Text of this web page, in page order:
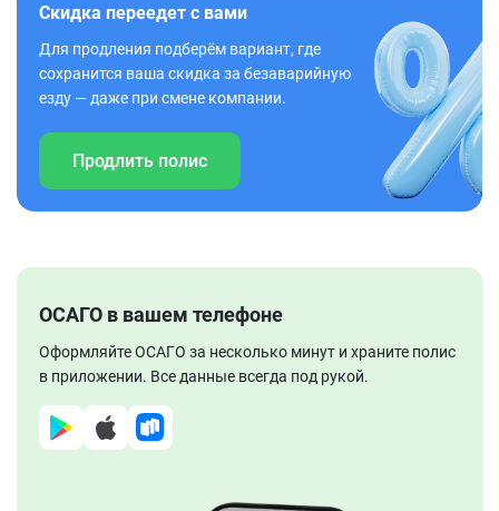
Скидка переедет с вами
Для продления подберём вариант, где
сохранится ваша скидка за безаварийную
езду — даже при смене компании.
Продлить полис
ОСАГО в вашем телефоне
Оформляйте ОСАГО за несколько минут и храните полис
в приложении. Все данные всегда под рукой.